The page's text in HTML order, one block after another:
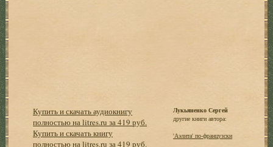
Купить и скачать аудиокнигу
полностью на litres.ru за 419 руб.
Купить и скачать книгу
полностью на litres.ru за 419 руб.
Лукьяненко Сергей
другие книги автора:
'Аэлита' по-французски